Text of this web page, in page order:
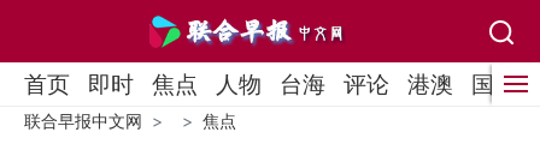
首页 即时 焦点 人物 台海 评论 港澳 国际
联合早报中文网 焦点